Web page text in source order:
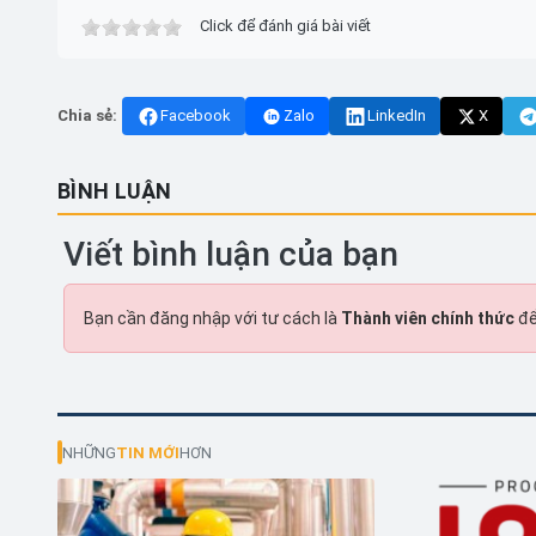
Click để đánh giá bài viết
Chia sẻ: Facebook Zalo LinkedIn X
BÌNH LUẬN
Viết bình luận của bạn
Bạn cần đăng nhập với tư cách là Thành viên chính thức
NHỮNGTIN MỚIHƠN